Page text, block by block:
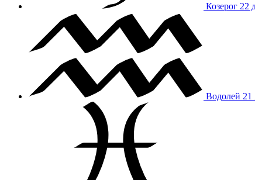
Козерог 22
Водолей 21